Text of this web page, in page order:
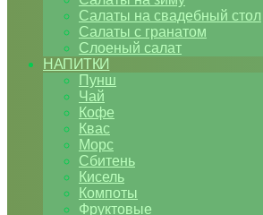
Салаты на свадебный стол
Салаты с гранатом
Слоеный салат
НАПИТКИ
Пунш
Чай
Кофе
Квас
Морс
Сбитень
Кисель
Компоты
Фруктовые